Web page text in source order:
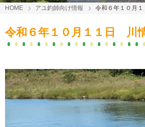
HOME アユ釣師向け情報 令和６年１０月
令和６年１０月１１日 川